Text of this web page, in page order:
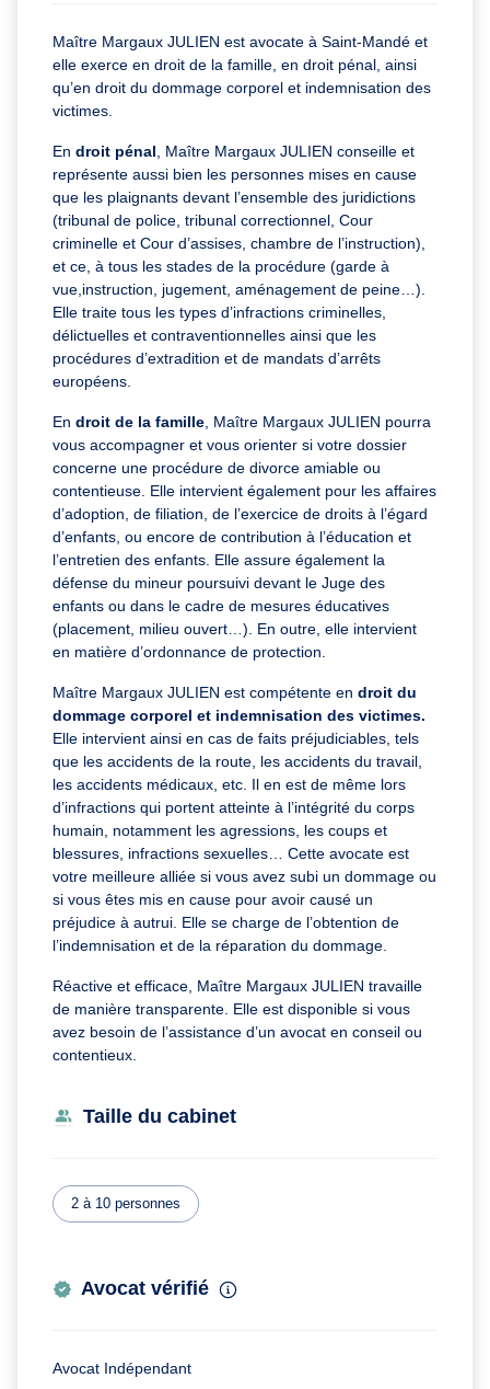
Maître Margaux JULIEN est avocate à Saint-Mandé et
elle exerce en droit de la famille, en droit pénal, ainsi
qu’en droit du dommage corporel et indemnisation des
victimes.
En droit pénal, Maître Margaux JULIEN conseille et
représente aussi bien les personnes mises en cause
que les plaignants devant l’ensemble des juridictions
(tribunal de police, tribunal correctionnel, Cour
criminelle et Cour d’assises, chambre de l’instruction),
et ce, à tous les stades de la procédure (garde à
vue,instruction, jugement, aménagement de peine…).
Elle traite tous les types d’infractions criminelles,
délictuelles et contraventionnelles ainsi que les
procédures d’extradition et de mandats d’arrêts
européens.
En droit de la famille, Maître Margaux JULIEN pourra
vous accompagner et vous orienter si votre dossier
concerne une procédure de divorce amiable ou
contentieuse. Elle intervient également pour les affaires
d’adoption, de filiation, de l’exercice de droits à l’égard
d’enfants, ou encore de contribution à l’éducation et
l’entretien des enfants. Elle assure également la
défense du mineur poursuivi devant le Juge des
enfants ou dans le cadre de mesures éducatives
(placement, milieu ouvert…). En outre, elle intervient
en matière d’ordonnance de protection.
Maître Margaux JULIEN est compétente en droit du
dommage corporel et indemnisation des victimes.
Elle intervient ainsi en cas de faits préjudiciables, tels
que les accidents de la route, les accidents du travail,
les accidents médicaux, etc. Il en est de même lors
d’infractions qui portent atteinte à l’intégrité du corps
humain, notamment les agressions, les coups et
blessures, infractions sexuelles… Cette avocate est
votre meilleure alliée si vous avez subi un dommage ou
si vous êtes mis en cause pour avoir causé un
préjudice à autrui. Elle se charge de l’obtention de
l’indemnisation et de la réparation du dommage.
Réactive et efficace, Maître Margaux JULIEN travaille
de manière transparente. Elle est disponible si vous
avez besoin de l’assistance d’un avocat en conseil ou
contentieux.
Taille du cabinet
2 à 10 personnes
Avocat vérifié
Avocat Indépendant